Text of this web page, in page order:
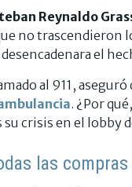
Reynaldo
no trascendieron
desencadenara el
al 911, aseguró
. ¿Por
crisis en el lobby
las